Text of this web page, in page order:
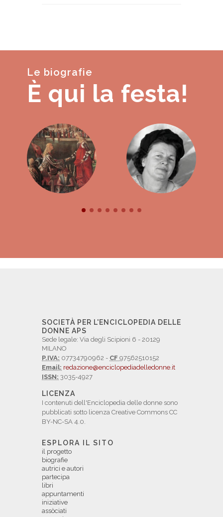
Le biografie
È qui la festa!
SOCIETÀ PER L'ENCICLOPEDIA DELLE
DONNE APS
Sede legale: Via degli Scipioni 6 - 20129
MILANO
P.IVA: 07734790962 - CF 97562510152
Email: redazione@enciclopediadelledonne.it
ISSN: 3035-4927
LICENZA
I contenuti dell'Enciclopedia delle donne sono
pubblicati sotto licenza Creative Commons CC
BY-NC-SA 4.0.
ESPLORA IL SITO
il progetto
biografie
autrici e autori
partecipa
libri
appuntamenti
iniziative
assòciati